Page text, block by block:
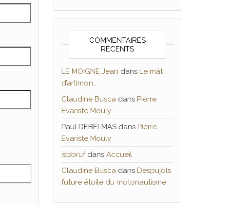
COMMENTAIRES
RÉCENTS
LE MOIGNE Jean dans Le mât
d’artimon….
Claudine Buscadans Pierre
Evariste Mouly
Paul DEBELMASdans Pierre
Evariste Mouly
ispbrufdans Accueil
Claudine Buscadans Despujols
future étoile du motonautisme